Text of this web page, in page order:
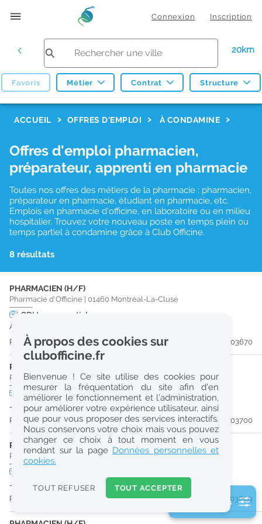
Connexion Inscription
20km
Favoris Métier Contrat Structure
Réinitialiser
2
0
k
Consulter les offres de la France d'outre-mer
ACCUEIL OFFRES D'EMPLOI À CONDAMINE
Offres d'emploi pharmacien,
préparateur, apprenti en pharmacie
Toutes nos offres des métiers de la pharmacie : pharmacien,
préparateur en pharmacie, étudiant en pharmacie, etc.
Emplois en pharmacie d'officine, en laboratoire ou en milieu
hospitalier. Trouvez votre nouveau poste en temps plein ou
temps partiel à condamine grâce à Club Officine.
8 résultats
PHARMACIEN (H/F)
Pharmacie d'Officine 01460 Montréal-La-Cluse
CDI temps partiel
À partir du 29/08/26
Publiée il y a 8 jour(s)
#203670
PRÉPARATEUR EN PHARMACIE (H/F)
Pharmacie d'Officine|01460 Montréal-La-Cluse
CDD temps plein
Jusqu'au 08/01/27
Publiée il y a 8 jour(s)
#203700
PRÉPARATEUR EN PHARMACIE (H/F)
Pharmacie d'Officine 01460 Montréal-La-Cluse
Jusqu'au 09/01/27
Publiée il y a 8 jour(s)
#203699
2 filtre(s) actifs
À propos des cookies sur
clubofficine.fr
Bienvenue ! Ce site utilise des cookies pour
mesurer la fréquentation du site afin d’en
améliorer le fonctionnement et l’administration,
pour améliorer votre expérience utilisateur, ainsi
que pour vous proposer des services interactifs.
Nous conservons votre choix mais vous pouvez
changer ce choix à tout moment en vous
rendant sur la page Données personnelles et
cookies.
TOUT REFUSER TOUT ACCEPTER